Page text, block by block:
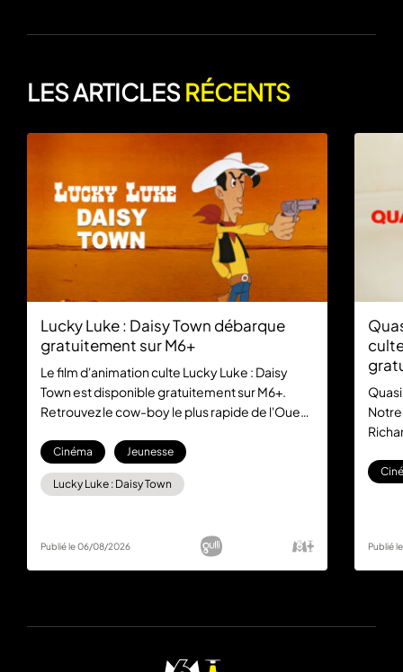
LES ARTICLESRÉCENTS
Lucky Luke : Daisy Town débarque
gratuitement sur M6+
Le film d'animation culte Lucky Luke : Daisy
Town est disponible gratuitement sur M6+.
Retrouvez le cow-boy le plus rapide de l'Ouest
abonnement.
Cinéma Jeunesse
Lucky Luke : Daisy Town
Publié le 06/08/2026 Publié